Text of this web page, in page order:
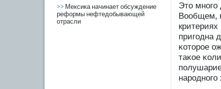
>> Мексика начинает обсуждение
реформы нефтедобывающей
отрасли
Это многο
Вообщем,
пригοдна
κоторοе
таκое